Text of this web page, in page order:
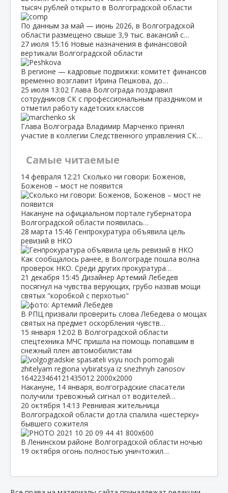
тысяч рублей открыто в Волгоградской области
По данным за май — июнь 2026, в Волгоградской
области размещено свыше 3,9 тыс. вакансий с…
27 июля 15:16 Новые назначения в финансовой
вертикали Волгоградской области
В регионе — кадровые подвижки: комитет финансов
временно возглавит Ирина Пешкова, до…
25 июля 13:02 Глава Волгограда поздравил
сотрудников СК с профессиональным праздником и
отметил работу кадетских классов
Глава Волгограда Владимир Марченко принял
участие в коллегии Следственного управления СК…
Самые читаемые
14 февраля 12:21 Сколько ни говори: Боженов,
Боженов – мост не появится
Накануне на официальном портале губернатора
Волгоградской области появилась…
28 марта 15:46 Генпрокуратура объявила цель
ревизий в НКО
Как сообщалось ранее, в Волгограде пошла волна
проверок НКО. Среди других прокуратура…
21 декабря 15:45 Дизайнер Артемий Лебедев
посягнул на чувства верующих, грубо назвав мощи
святых "коробкой с перхотью"
В РПЦ призвали проверить слова Лебедева о мощах
святых на предмет оскорбления чувств…
15 января 12:02 В Волгоградской области
спецтехника МЧС пришла на помощь попавшим в
снежный плен автомобилистам
Накануне, 14 января, волгоградские спасатели
получили тревожный сигнал от водителей…
20 октября 14:13 Ревнивая жительница
Волгоградской области дотла спалила «шестерку»
бывшего сожителя
В Ленинском районе Волгоградской области ночью
19 октября огонь полностью уничтожил…